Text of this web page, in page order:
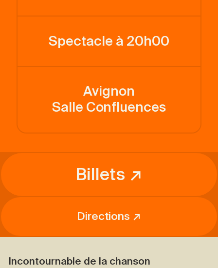
Spectacle à 20h00
Avignon
Salle Confluences
Billets ↗
Directions ↗
Incontournable de la chanson